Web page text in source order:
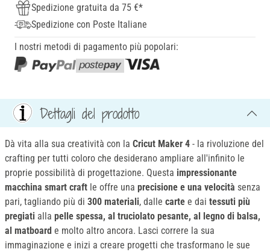
Spedizione gratuita da 75 €*
Spedizione con Poste Italiane
I nostri metodi di pagamento più popolari:
Dettagli del prodotto
Dà vita alla sua creatività con la Cricut Maker 4 - la rivoluzione del
crafting per tutti coloro che desiderano ampliare all'infinito le
proprie possibilità di progettazione. Questa impressionante
macchina smart craft le offre una precisione e una velocità senza
pari, tagliando più di 300 materiali, dalle carte e dai tessuti più
pregiati alla pelle spessa, al truciolato pesante, al legno di balsa,
al matboard e molto altro ancora. Lasci correre la sua
immaginazione e inizi a creare progetti che trasformano le sue